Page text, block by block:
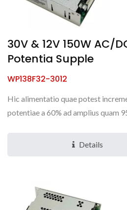
30V & 12V 150W AC/
Potentia Supple
WP138F32-3012
Hic alimentatio quae potest
potentiae a 60% ad amplius quam
copiosa in campo designationis...
Details